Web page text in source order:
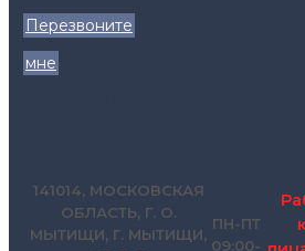
Перезвоните
мне
141014, МОСКОВСКАЯ
ОБЛАСТЬ, Г. О.
МЫТИЩИ, Г. МЫТИЩИ,
ПН-ПТ
09:00-